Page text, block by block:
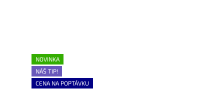
NOVINKA
NÁŠ TIP!
CENA NA POPTÁVKU